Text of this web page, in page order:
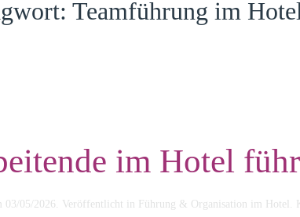
Teamführung im Hotel
im Hotel
03/05/2026. Veröffentlicht in Führung & Organisation im Hotel .